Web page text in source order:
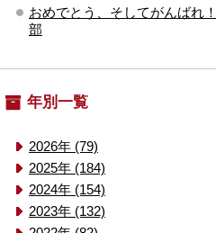
おめでとう、そしてがんばれ
部
年別一覧
2026年 (79)
2025年 (184)
2024年 (154)
2023年 (132)